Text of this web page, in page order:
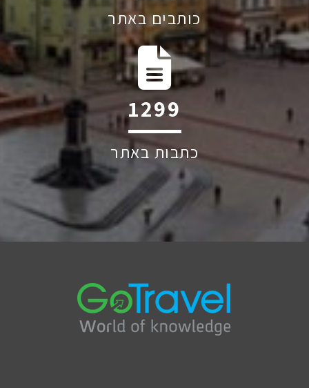
כותבים באתר
1906
כתבות באתר